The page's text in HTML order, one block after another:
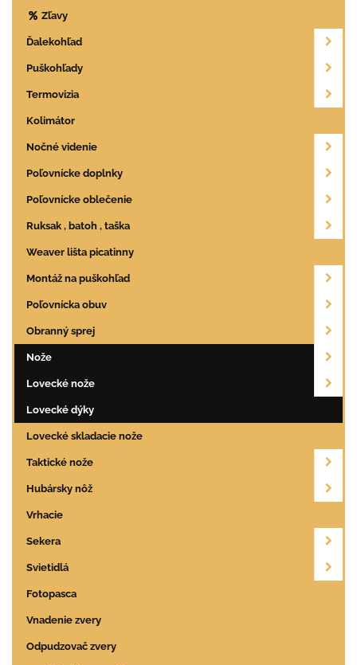
Zľavy
Ďalekohľad
Puškohľady
Termovizia
Kolimátor
Nočné videnie
Poľovnícke doplnky
Poľovnícke oblečenie
Ruksak , batoh , taška
Weaver lišta picatinny
Montáž na puškohľad
Poľovnícka obuv
Obranný sprej
Nože
Lovecké nože
Lovecké dýky
Lovecké skladacie nože
Taktické nože
Hubársky nôž
Vrhacie
Sekera
Svietidlá
Fotopasca
Vnadenie zvery
Odpudzovač zvery